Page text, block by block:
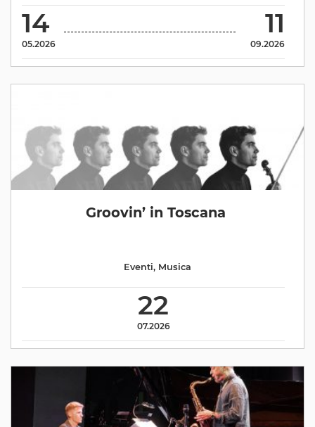
14
05.2026
11
09.2026
Groovin’ in Toscana
22
07.2026
Eventi, Musica